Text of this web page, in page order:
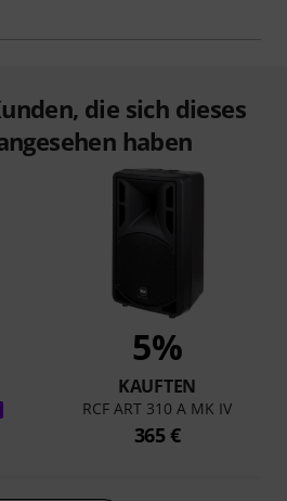
die sich dieses
haben
5%
KAUFTEN
RCF ART 310 A MK IV
365 €